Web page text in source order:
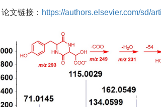
论文链接： https://authors.elsevier.com/sd/